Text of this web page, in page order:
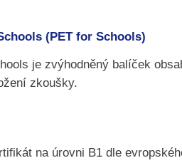
(PET for Schools)
je zvýhodněný balíček
zkoušky.
na úrovni B1 dle